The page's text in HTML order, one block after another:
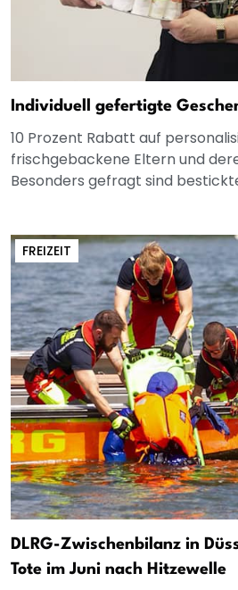
Individuell gefertigte
10 Prozent Rabatt auf
frischgebackene Eltern und
Besonders gefragt sind
FREIZEIT
DLRG-Zwischenbilanz in
Tote im Juni nach Hitzewelle